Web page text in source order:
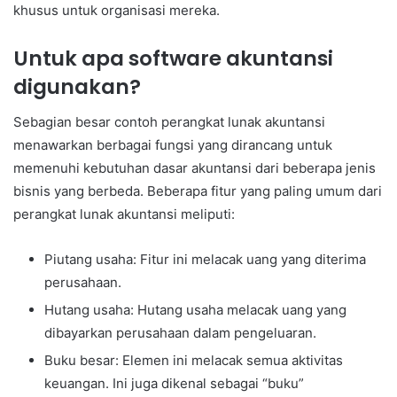
khusus untuk organisasi mereka.
Untuk apa software akuntansi
digunakan?
Sebagian besar contoh perangkat lunak akuntansi
menawarkan berbagai fungsi yang dirancang untuk
memenuhi kebutuhan dasar akuntansi dari beberapa jenis
bisnis yang berbeda. Beberapa fitur yang paling umum dari
perangkat lunak akuntansi meliputi:
Piutang usaha: Fitur ini melacak uang yang diterima
perusahaan.
Hutang usaha: Hutang usaha melacak uang yang
dibayarkan perusahaan dalam pengeluaran.
Buku besar: Elemen ini melacak semua aktivitas
keuangan. Ini juga dikenal sebagai “buku”